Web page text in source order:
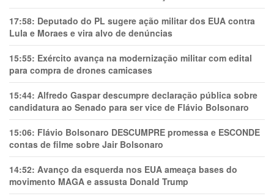
17:58: Deputado do PL sugere ação militar dos EUA contra
Lula e Moraes e vira alvo de denúncias
15:55: Exército avança na modernização militar com edital
para compra de drones camicases
15:44: Alfredo Gaspar descumpre declaração pública sobre
candidatura ao Senado para ser vice de Flávio Bolsonaro
15:06: Flávio Bolsonaro DESCUMPRE promessa e ESCONDE
contas de filme sobre Jair Bolsonaro
14:52: Avanço da esquerda nos EUA ameaça bases do
movimento MAGA e assusta Donald Trump